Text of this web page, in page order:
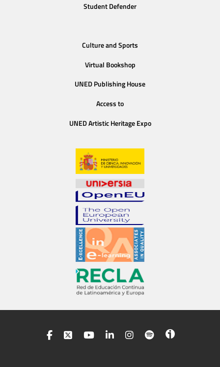
Student Defender
Culture and Sports
Virtual Bookshop
UNED Publishing House
Access to
UNED Artistic Heritage Expo